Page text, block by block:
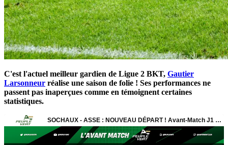
C'est l'actuel meilleur gardien de Ligue 2 BKT, Gautier
Larsonneur réalise une saison de folie ! Ses performances ne
passent pas inaperçues comme en témoignent certaines
statistiques.